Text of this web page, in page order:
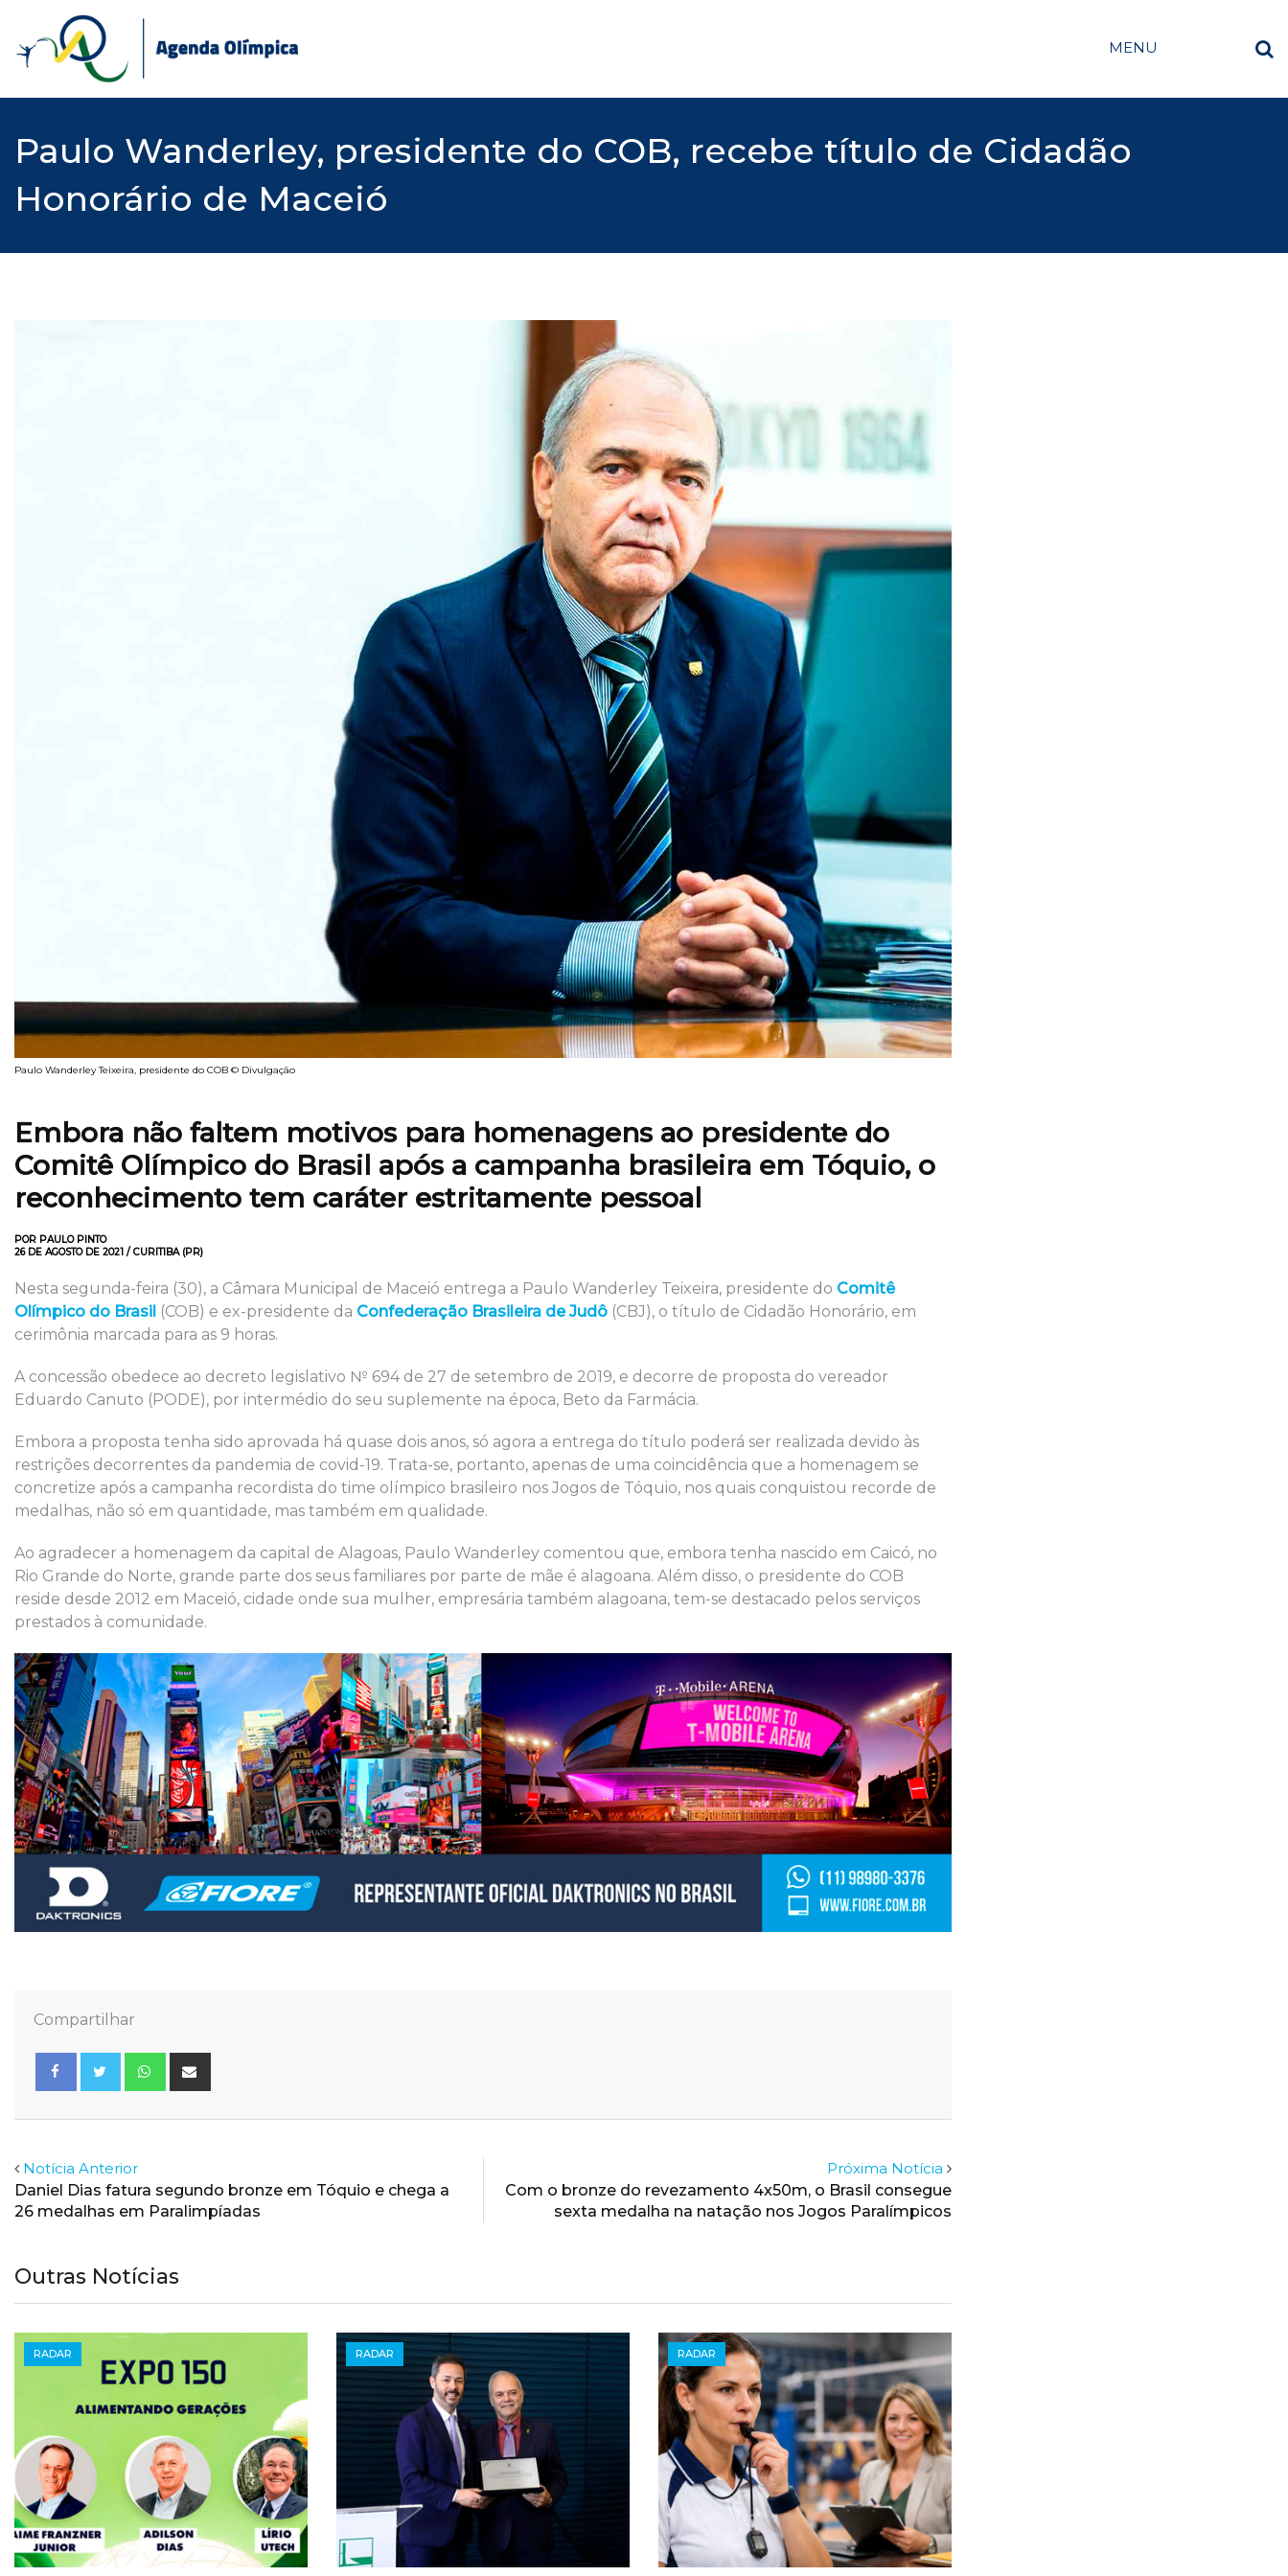
content
MENU
Paulo Wanderley, presidente do COB, recebe título de Cidadão
Honorário de Maceió
Paulo Wanderley Teixeira, presidente do COB © Divulgação
Embora não faltem motivos para homenagens ao presidente do
Comitê Olímpico do Brasil após a campanha brasileira em Tóquio, o
reconhecimento tem caráter estritamente pessoal
POR PAULO PINTO
26 DE AGOSTO DE 2021 / CURITIBA (PR)
Nesta segunda-feira (30), a Câmara Municipal de Maceió entrega a Paulo Wanderley Teixeira, presidente do Comitê
Olímpico do Brasil (COB) e ex-presidente da Confederação Brasileira de Judô (CBJ), o título de Cidadão Honorário, em
cerimônia marcada para as 9 horas.
A concessão obedece ao decreto legislativo № 694 de 27 de setembro de 2019, e decorre de proposta do vereador
Eduardo Canuto (PODE), por intermédio do seu suplemente na época, Beto da Farmácia.
Embora a proposta tenha sido aprovada há quase dois anos, só agora a entrega do título poderá ser realizada devido às
restrições decorrentes da pandemia de covid-19. Trata-se, portanto, apenas de uma coincidência que a homenagem se
concretize após a campanha recordista do time olímpico brasileiro nos Jogos de Tóquio, nos quais conquistou recorde de
medalhas, não só em quantidade, mas também em qualidade.
Ao agradecer a homenagem da capital de Alagoas, Paulo Wanderley comentou que, embora tenha nascido em Caicó, no
Rio Grande do Norte, grande parte dos seus familiares por parte de mãe é alagoana. Além disso, o presidente do COB
reside desde 2012 em Maceió, cidade onde sua mulher, empresária também alagoana, tem-se destacado pelos serviços
prestados à comunidade.
Compartilhar
Whatsapp
Notícia Anterior
Daniel Dias fatura segundo bronze em Tóquio e chega a
26 medalhas em Paralimpíadas
Próxima Notícia
Com o bronze do revezamento 4x50m, o Brasil consegue
sexta medalha na natação nos Jogos Paralímpicos
Outras Notícias
RADAR RADAR RADAR